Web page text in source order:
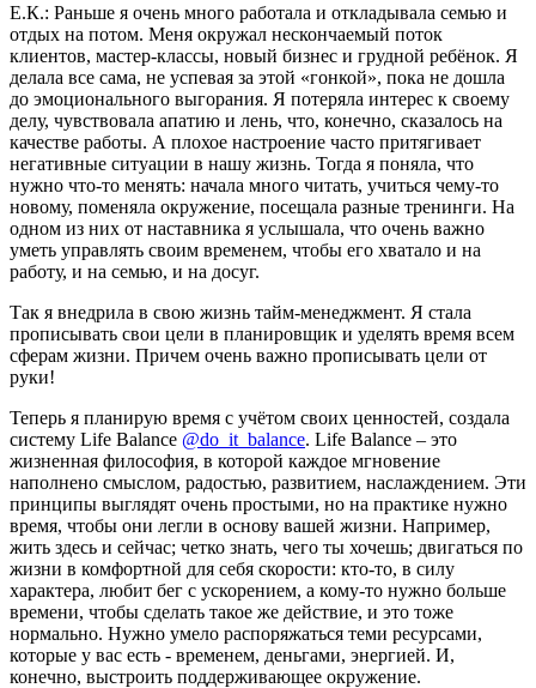
Е.К.: Раньше я очень много работала и откладывала семью и
отдых на потом. Меня окружал нескончаемый поток
клиентов, мастер-классы, новый бизнес и грудной ребёнок. Я
делала все сама, не успевая за этой «гонкой», пока не дошла
до эмоционального выгорания. Я потеряла интерес к своему
делу, чувствовала апатию и лень, что, конечно, сказалось на
качестве работы. А плохое настроение часто притягивает
негативные ситуации в нашу жизнь. Тогда я поняла, что
нужно что-то менять: начала много читать, учиться чему-то
новому, поменяла окружение, посещала разные тренинги. На
одном из них от наставника я услышала, что очень важно
уметь управлять своим временем, чтобы его хватало и на
работу, и на семью, и на досуг.
Так я внедрила в свою жизнь тайм-менеджмент. Я стала
прописывать свои цели в планировщик и уделять время всем
сферам жизни. Причем очень важно прописывать цели от
руки!
Теперь я планирую время с учётом своих ценностей, создала
систему Life Balance @do_it_balance. Life Balance – это
жизненная философия, в которой каждое мгновение
наполнено смыслом, радостью, развитием, наслаждением. Эти
принципы выглядят очень простыми, но на практике нужно
время, чтобы они легли в основу вашей жизни. Например,
жить здесь и сейчас; четко знать, чего ты хочешь; двигаться по
жизни в комфортной для себя скорости: кто-то, в силу
характера, любит бег с ускорением, а кому-то нужно больше
времени, чтобы сделать такое же действие, и это тоже
нормально. Нужно умело распоряжаться теми ресурсами,
которые у вас есть - временем, деньгами, энергией. И,
конечно, выстроить поддерживающее окружение.